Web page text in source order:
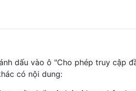
dấu vào ô "Cho phép truy cập
có nội dung: